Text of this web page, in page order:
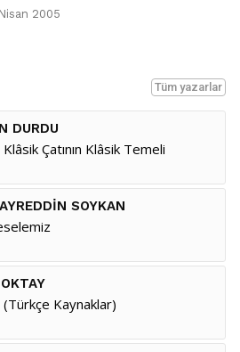
2005
Tüm yazarlar
DURDU
Çatının Klâsik Temeli
SOYKAN
Kaynaklar)